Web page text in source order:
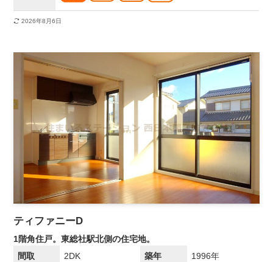
2026年8月6日
ティファニーD
1階角住戸。東総社駅北側の住宅地。
間取
2DK 築年 1996年